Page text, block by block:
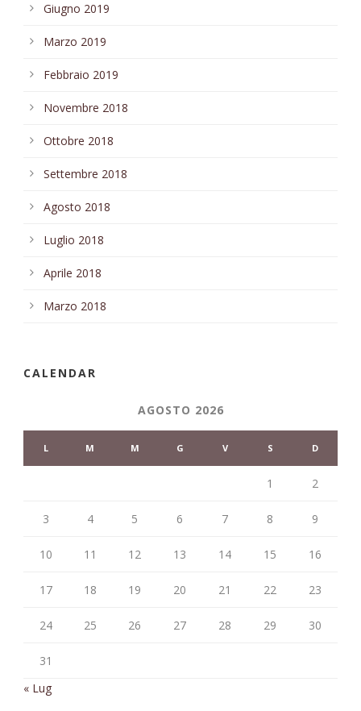
Giugno 2019
Marzo 2019
Febbraio 2019
Novembre 2018
Ottobre 2018
Settembre 2018
Agosto 2018
Luglio 2018
Aprile 2018
Marzo 2018
CALENDAR
AGOSTO 2026
L M M G V S D
1 2
3 4 5 6 7 8 9
10 11 12 13 14 15 16
17 18 19 20 21 22 23
24 25 26 27 28 29 30
31
« Lug